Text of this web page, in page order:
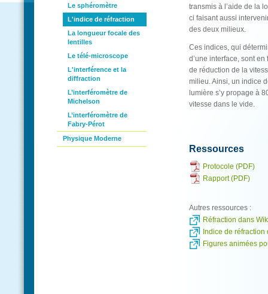
transmis à l’aide de la
ci faisant aussi
des deux milieux.
Ces indices, qui
d’une interface, sont
de réduction de la
milieu. Ainsi, un indice
lumière s’y propage à
vitesse dans le vide.
Ressources
Protocole (PDF)
Rapport (PDF)
Autres ressources :
Réfraction dans
Indice de
Figures animées
Le sphéromètre
L'indice de réfraction
La longueur focale des
lentilles
Le télé-microscope
L'interférence et la
diffraction
L’interféromètre de
Michelson
L’interféromètre de
Fabry-Pérot
Physique Moderne